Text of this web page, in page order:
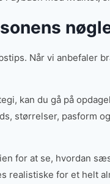
Når vi anbefaler
kan du gå på
størrelser, pasform
for at se, hvordan
realistiske for et helt